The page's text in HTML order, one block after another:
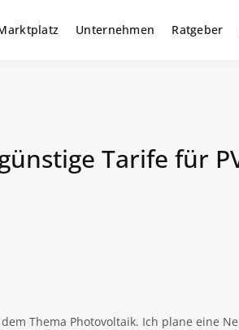
gewerbliche Solar Investments
Unternehmen Ratgeber
Tarife für
Thema Photovoltaik. Ich plane eine